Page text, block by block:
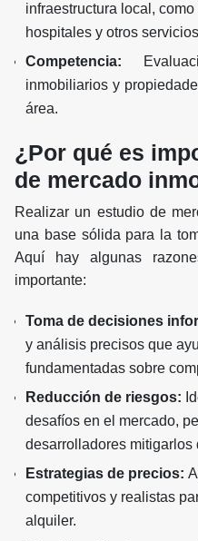
infraestructura local,
hospitales y otros
Competencia:
inmobiliarios y
área.
¿Por qué es
de mercado
Realizar un estudio de
una base sólida para la
Aquí hay algunas
importante:
Toma de decisiones
y análisis precisos que
fundamentadas sobre
Reducción de riesgos:
desafíos en el mercado,
desarrolladores mitigarlos
Estrategias de precios:
competitivos y realistas
alquiler.